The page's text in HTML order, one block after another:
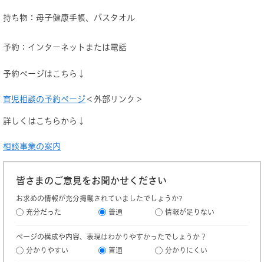
持ち物：母子健康手帳、バスタオル
予約：インターネットまたは電話
予約ページはこちら↓
育児相談の予約ページ ＜外部リンク＞
詳しくはこちらから↓
相談事業の案内
皆さまのご意見をお聞かせください
お求めの情報が充分掲載されていましたでしょうか?
充分だった
普通 情報が足りない
ページの構成や内容、表現はわかりやすかったでしょうか？
分かりやすい
普通 分かりにくい